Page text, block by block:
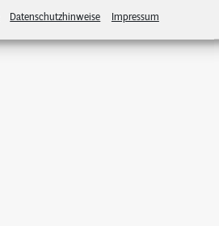
Datenschutzhinweise Impressum